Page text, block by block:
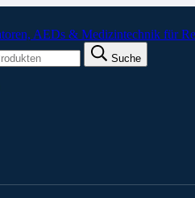
Suche